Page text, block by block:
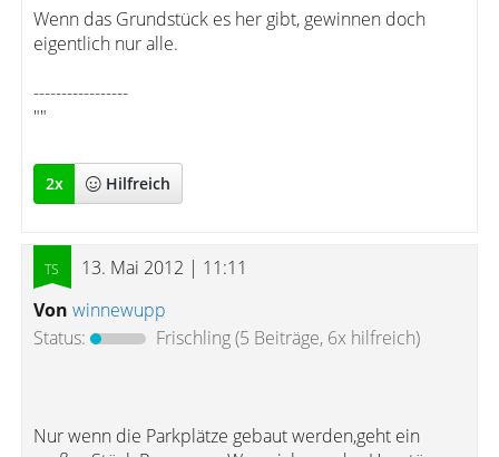
Wenn das Grundstück es her gibt, gewinnen doch
eigentlich nur alle.
-----------------
""
2x Hilfreich
13. Mai 2012 | 11:11
Von winnewupp
Status:
Frischling(5 Beiträge, 6x hilfreich)
Nur wenn die Parkplätze gebaut werden,geht ein